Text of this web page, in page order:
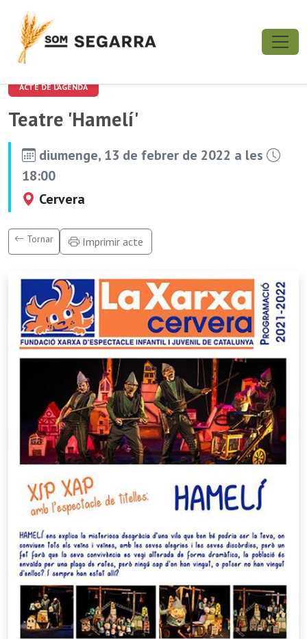
ACTE DE L'AGENDA
Teatre 'Hamelí'
diumenge, 13 de febrer de 2022 a les
18:00
Cervera
Tornar Imprimir acte